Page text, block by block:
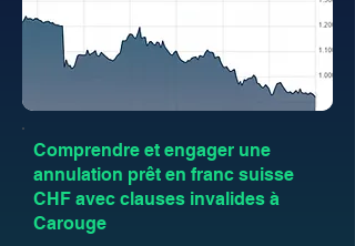
Comprendre et engager une
annulation prêt en franc suisse
CHF avec clauses invalides à
Carouge